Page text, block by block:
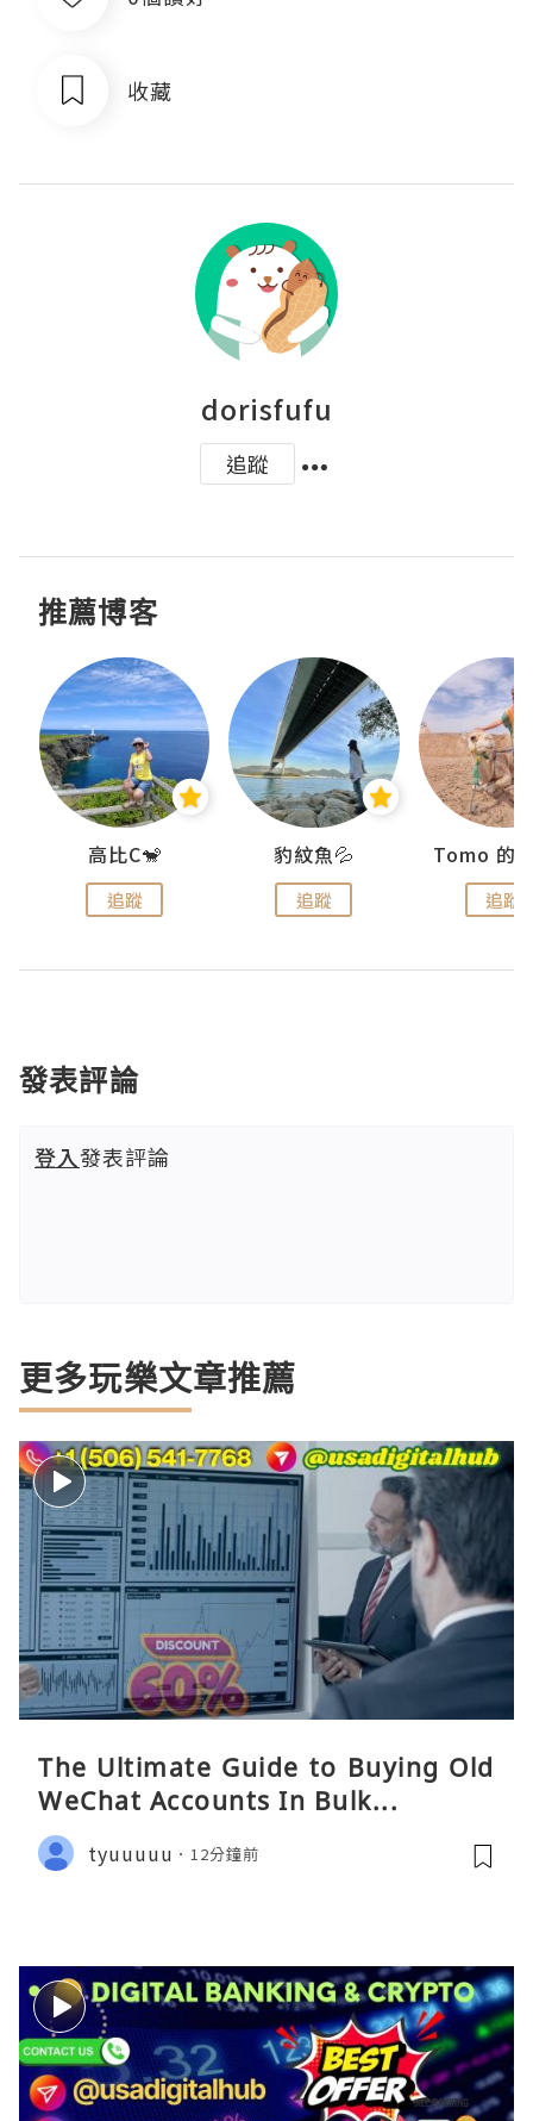
收藏
dorisfufu
追蹤
推薦博客
高比C🐒
追蹤
豹紋魚💦
追蹤 追蹤
發表評論
登入發表評論
更多玩樂文章推薦
The Ultimate Guide to Buying Old
WeChat Accounts In Bulk...
tyuuuuu 12分鐘前